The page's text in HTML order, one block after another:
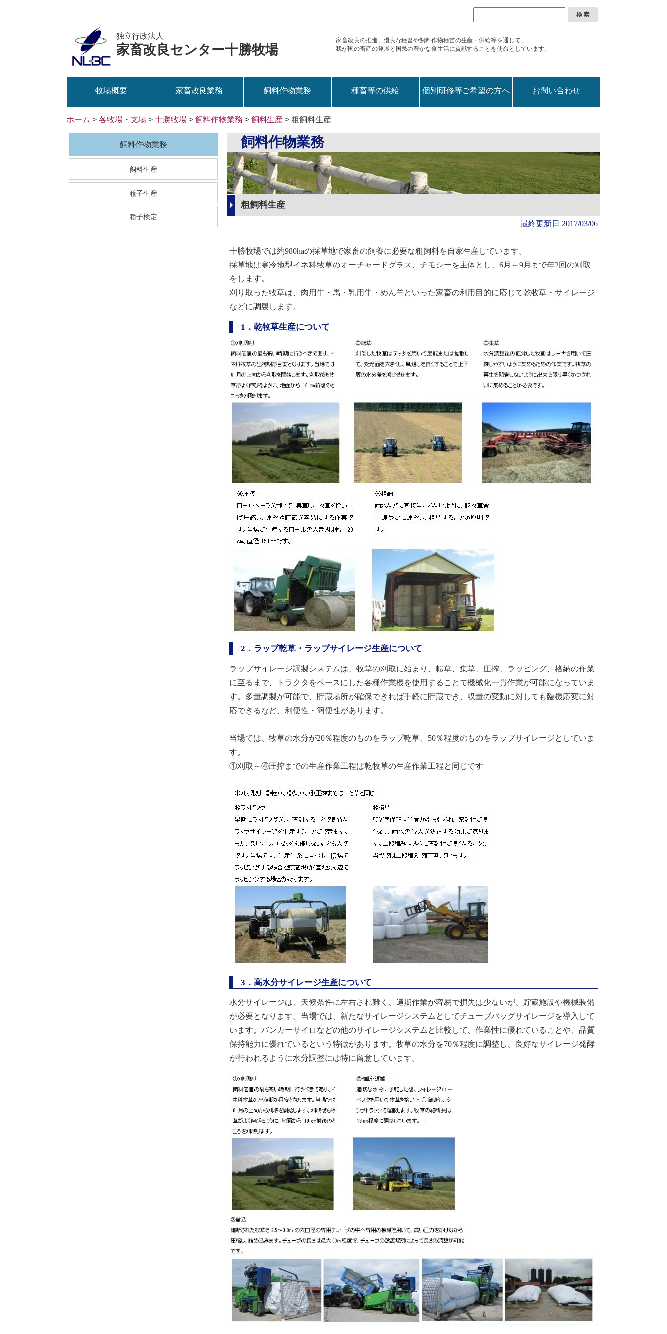
独立行政法人
家畜改良センター十勝牧場
家畜改良の推進、優良な種畜や飼料作物種苗の生産・供給等を通じて、
我が国の畜産の発展と国民の豊かな食生活に貢献することを使命としています。
牧場概要 家畜改良業務 飼料作物業務 種畜等の供給 個別研修等ご希望の方へ お問い合わせ
ホーム >各牧場・支場 >十勝牧場 >飼料作物業務 >飼料生産 > 粗飼料生産
飼料作物業務
飼料生産
種子生産
種子検定
飼料作物業務
粗飼料生産
最終更新日 2017/03/06
十勝牧場では約980haの採草地で家畜の飼養に必要な粗飼料を自家生産しています。
採草地は寒冷地型イネ科牧草のオーチャードグラス、チモシーを主体とし、 6月～9月まで年2回の刈取
をします。
刈り取った牧草は、肉用牛・馬・乳用牛・めん羊といった家畜の利用目的に応じて乾牧草・サイレージ
などに調製します。
1 ．乾牧草生産について
2 ．ラップ乾草・ラップサイレージ生産について
ラップサイレージ調製システムは、牧草の刈取に始まり、転草、集草、圧搾、ラッピング、格納の作業
に至るまで、トラクタをベースにした各種作業機を使用することで機械化一貫作業が可能になっていま
す。多量調製が可能で、貯蔵場所が確保できれば手軽に貯蔵でき、収量の変動に対しても臨機応変に対
応できるなど、利便性・簡便性があります。
当場では、牧草の水分が20％程度のものをラップ乾草、 50％程度のものをラップサイレージとしていま
す。
①刈取～④圧搾までの生産作業工程は乾牧草の生産作業工程と同じです
3 ．高水分サイレージ生産について
水分サイレージは、天候条件に左右され難く、適期作業が容易で損失は少ないが、貯蔵施設や機械装備
が必要となります。当場では、新たなサイレージシステムとしてチューブバッグサイレージを導入して
います。バンカーサイロなどの他のサイレージシステムと比較して、作業性に優れていることや、品質
保持能力に優れているという特徴があります。牧草の水分を70％程度に調整し、良好なサイレージ発酵
が行われるように水分調整には特に留意しています。